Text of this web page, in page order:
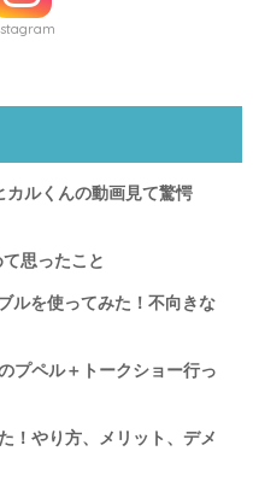
カルくんの動画見て驚愕
思ったこと
ルを使ってみた！不向きな
プペル＋トークショー行っ
！やり方、メリット、デメ